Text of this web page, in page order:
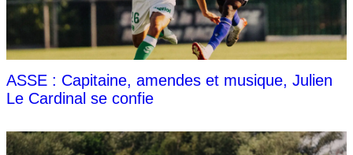
ASSE : Capitaine, amendes et musique, Julien
Le Cardinal se confie